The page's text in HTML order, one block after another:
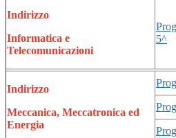
Indirizzo
Informatica e
Telecomunicazioni
5^
Indirizzo
Meccanica, Meccatronica ed
Energia